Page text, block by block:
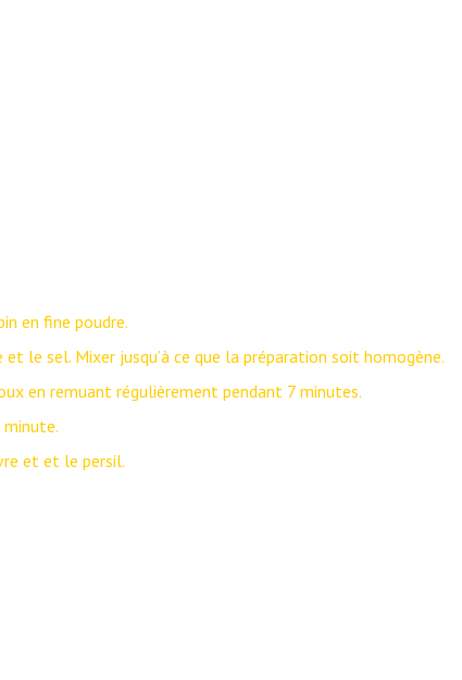
en fine poudre.
le sel. Mixer jusqu’à ce que la préparation soit homogène.
en remuant régulièrement pendant 7 minutes.
minute.
et et le persil.